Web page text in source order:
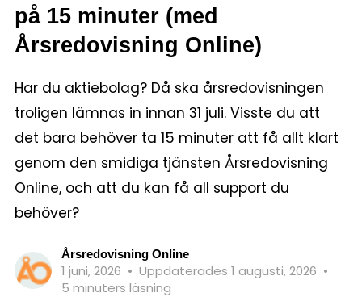
på 15 minuter (med
Årsredovisning Online)
Har du aktiebolag? Då ska årsredovisningen
troligen lämnas in innan 31 juli. Visste du att
det bara behöver ta 15 minuter att få allt klart
genom den smidiga tjänsten Årsredovisning
Online, och att du kan få all support du
behöver?
Årsredovisning Online
1 juni, 2026 • Uppdaterades 1 augusti, 2026 •
5 minuters läsning